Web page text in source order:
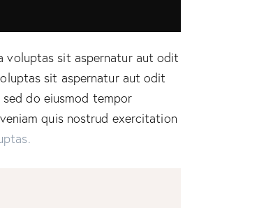
voluptas sit aspernatur aut odit
sit aspernatur aut odit
do eiusmod tempor
quis nostrud exercitation